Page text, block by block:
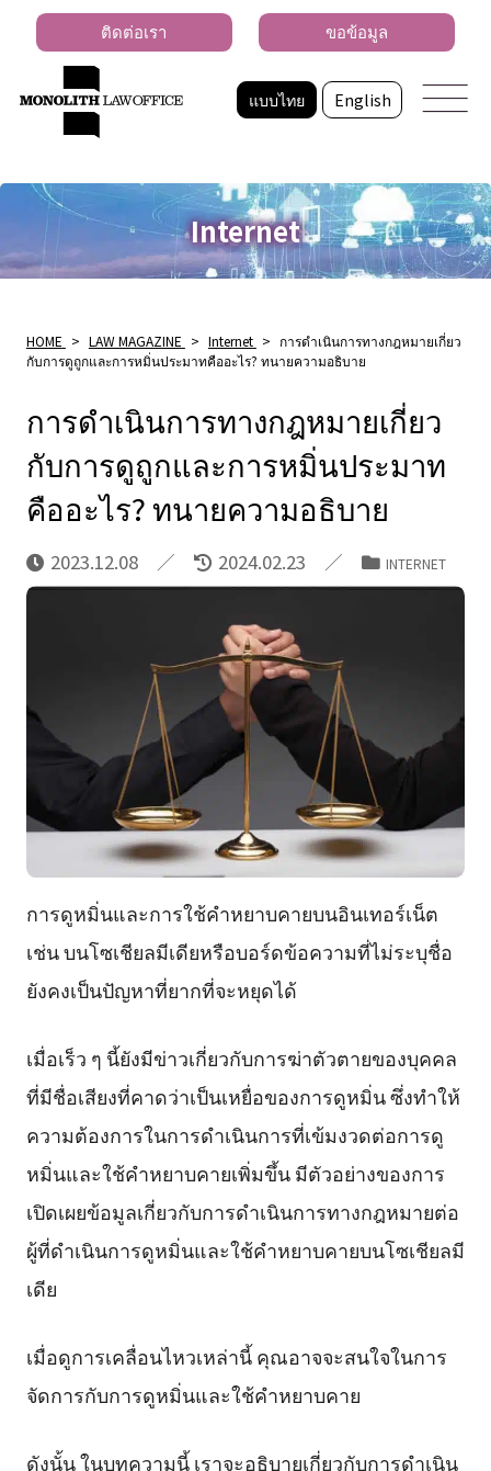
แบบไทย English
ติดต่อเรา ขอข้อมูล
Internet
HOME > LAW MAGAZINE > Internet > การดำเนินการทางกฎหมายเกี่ยว
กับการดูถูกและการหมิ่นประมาทคืออะไร? ทนายความอธิบาย
การดำเนินการทางกฎหมายเกี่ยว
กับการดูถูกและการหมิ่นประมาท
คืออะไร? ทนายความอธิบาย
2023.12.08 2024.02.23 INTERNET
การดูหมิ่นและการใช้คำหยาบคายบนอินเทอร์เน็ต
เช่น บนโซเชียลมีเดียหรือบอร์ดข้อความที่ไม่ระบุชื่อ
ยังคงเป็นปัญหาที่ยากที่จะหยุดได้
เมื่อเร็ว ๆ นี้ยังมีข่าวเกี่ยวกับการฆ่าตัวตายของบุคคล
ที่มีชื่อเสียงที่คาดว่าเป็นเหยื่อของการดูหมิ่น ซึ่งทำให้
ความต้องการในการดำเนินการที่เข้มงวดต่อการดู
หมิ่นและใช้คำหยาบคายเพิ่มขึ้น มีตัวอย่างของการ
เปิดเผยข้อมูลเกี่ยวกับการดำเนินการทางกฎหมายต่อ
ผู้ที่ดำเนินการดูหมิ่นและใช้คำหยาบคายบนโซเชียลมี
เดีย
เมื่อดูการเคลื่อนไหวเหล่านี้ คุณอาจจะสนใจในการ
จัดการกับการดูหมิ่นและใช้คำหยาบคาย
ดังนั้น ในบทความนี้ เราจะอธิบายเกี่ยวกับการดำเนิน